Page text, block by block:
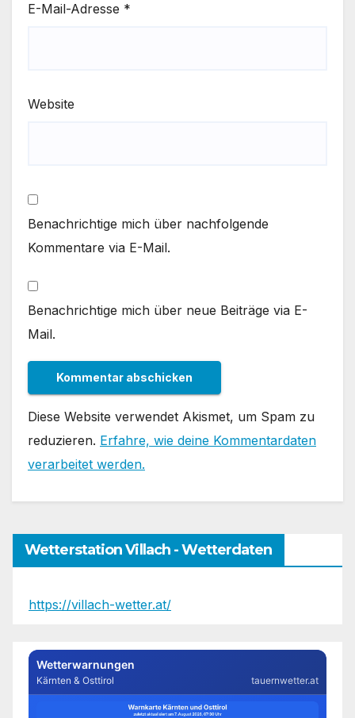
E-Mail-Adresse *
Website
Benachrichtige mich über nachfolgende
Kommentare via E-Mail.
Benachrichtige mich über neue Beiträge via E-
Mail.
Diese Website verwendet Akismet, um Spam zu
reduzieren. Erfahre, wie deine Kommentardaten
verarbeitet werden.
Wetterstation Villach - Wetterdaten
https://villach-wetter.at/